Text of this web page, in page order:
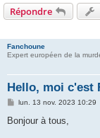
Répondre
Fanchoune
Expert européen de la
Hello, moi c'est
M
s
lun. 13 nov. 2023 10:29
Bonjour à tous,